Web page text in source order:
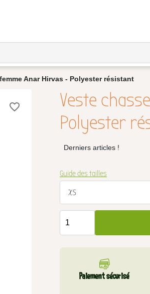
Anar Hirvas - Polyester résistant
favorite_border
Veste
Polyester
Derniers articles !
Guide des tailles
XS
Paiement sécurisé